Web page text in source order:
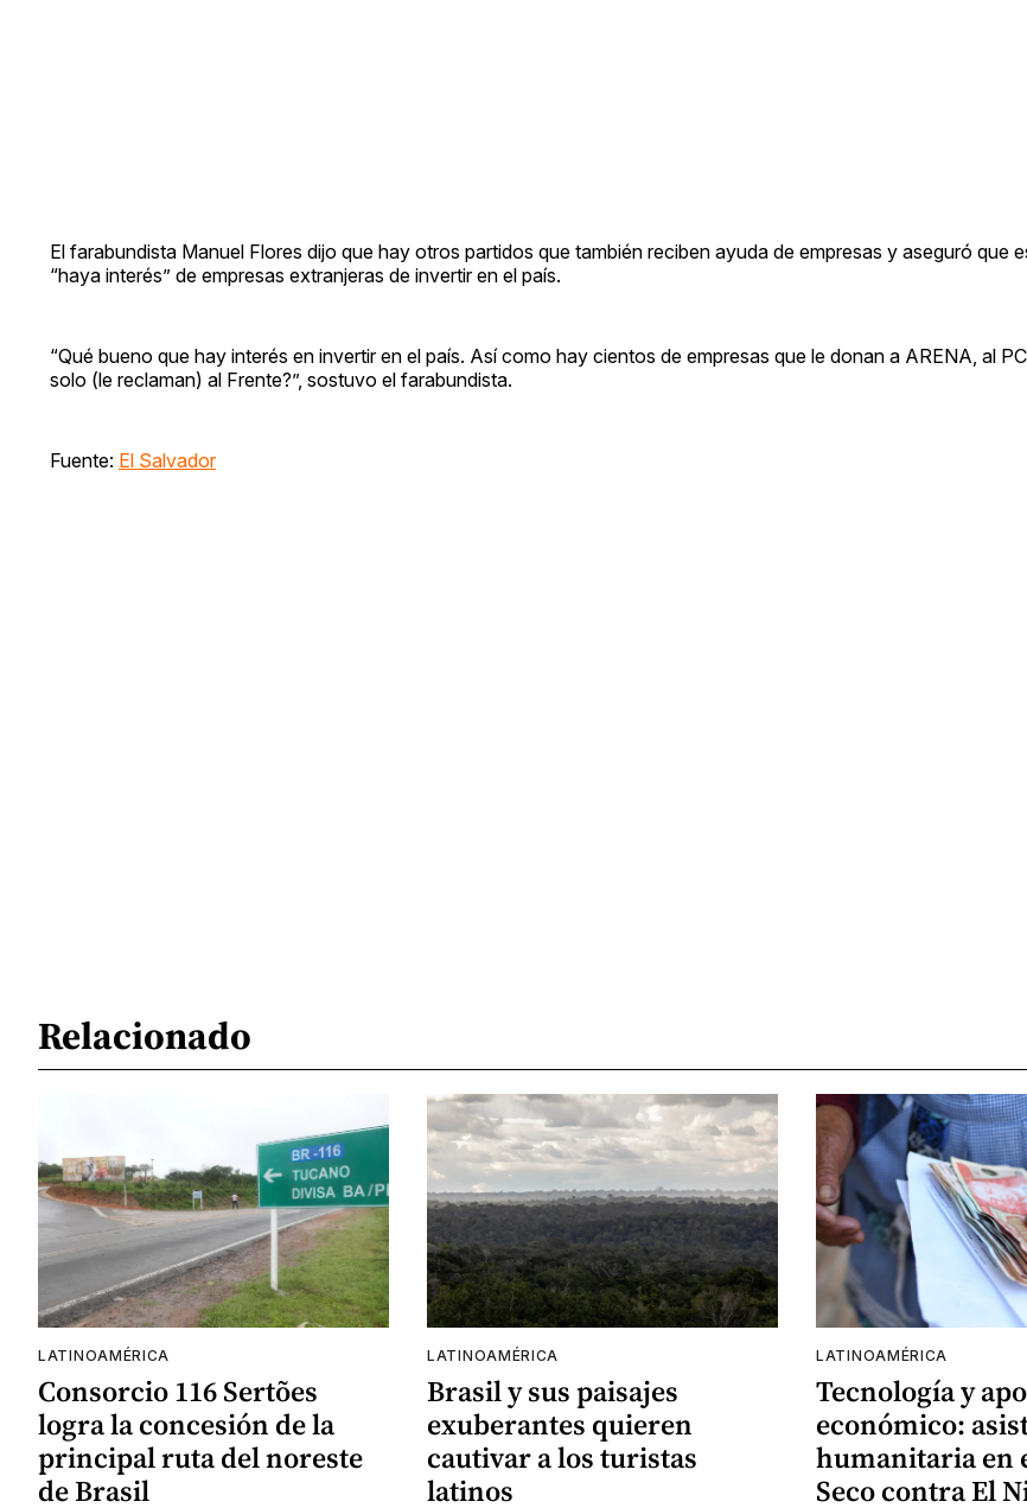
El farabundista Manuel Flores dijo que hay otros partidos que también reciben ayuda de empresas y aseguró que
“haya interés” de empresas extranjeras de invertir en el país.
“Qué bueno que hay interés en invertir en el país. Así como hay cientos de empresas que le donan a ARENA, al
solo (le reclaman) al Frente?”, sostuvo el farabundista.
Fuente: El Salvador
Relacionado
LATINOAMÉRICA
Consorcio 116 Sertões
logra la concesión de la
principal ruta del noreste
de Brasil
LATINOAMÉRICA
Brasil y sus paisajes
exuberantes quieren
cautivar a los turistas
latinos
LATINOAMÉRICA
Tecnología y
económico:
humanitaria en
Seco contra El